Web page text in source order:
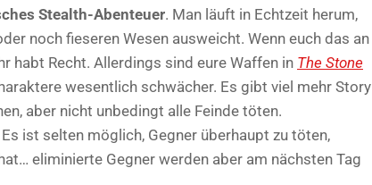
Stealth-Abenteuer. Man läuft in Echtzeit herum,
noch fieseren Wesen ausweicht. Wenn euch das an
habt Recht. Allerdings sind eure Waffen in The Stone
wesentlich schwächer. Es gibt viel mehr Story
aber nicht unbedingt alle Feinde töten.
ist selten möglich, Gegner überhaupt zu töten,
eliminierte Gegner werden aber am nächsten Tag